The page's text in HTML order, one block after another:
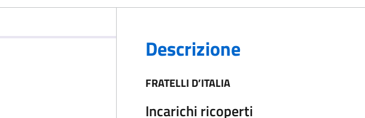
Descrizione
FRATELLI D’ITALIA
Incarichi ricoperti